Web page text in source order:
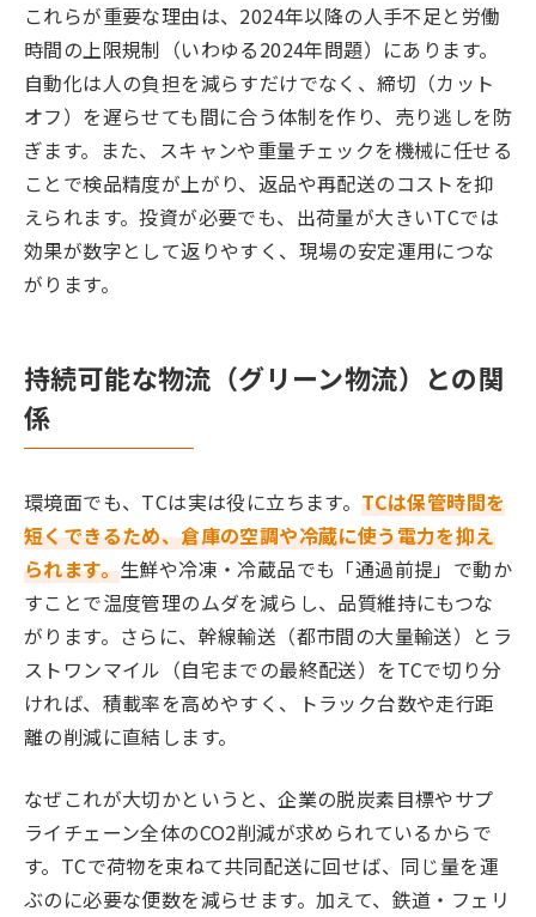
これらが重要な理由は、2024年以降の人手不足と労働
時間の上限規制（いわゆる2024年問題）にあります。
自動化は人の負担を減らすだけでなく、締切（カット
オフ）を遅らせても間に合う体制を作り、売り逃しを防
ぎます。また、スキャンや重量チェックを機械に任せる
ことで検品精度が上がり、返品や再配送のコストを抑
えられます。投資が必要でも、出荷量が大きいTCでは
効果が数字として返りやすく、現場の安定運用につな
がります。
持続可能な物流（グリーン物流）との関
係
環境面でも、TCは実は役に立ちます。TCは保管時間を
短くできるため、倉庫の空調や冷蔵に使う電力を抑え
られます。生鮮や冷凍・冷蔵品でも「通過前提」で動か
すことで温度管理のムダを減らし、品質維持にもつな
がります。さらに、幹線輸送（都市間の大量輸送）とラ
ストワンマイル（自宅までの最終配送）をTCで切り分
ければ、積載率を高めやすく、トラック台数や走行距
離の削減に直結します。
なぜこれが大切かというと、企業の脱炭素目標やサプ
ライチェーン全体のCO2削減が求められているからで
す。TCで荷物を束ねて共同配送に回せば、同じ量を運
ぶのに必要な便数を減らせます。加えて、鉄道・フェリ